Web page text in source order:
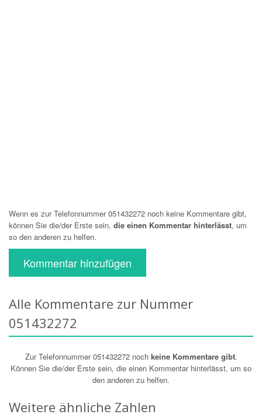
Wenn es zur Telefonnummer 051432272 noch keine Kommentare gibt,
können Sie die/der Erste sein, die einen Kommentar hinterlässt, um
so den anderen zu helfen.
Kommentar hinzufügen
Alle Kommentare zur Nummer
051432272
Zur Telefonnummer 051432272 noch keine Kommentare gibt.
Können Sie die/der Erste sein, die einen Kommentar hinterlässt, um so
den anderen zu helfen.
Weitere ähnliche Zahlen